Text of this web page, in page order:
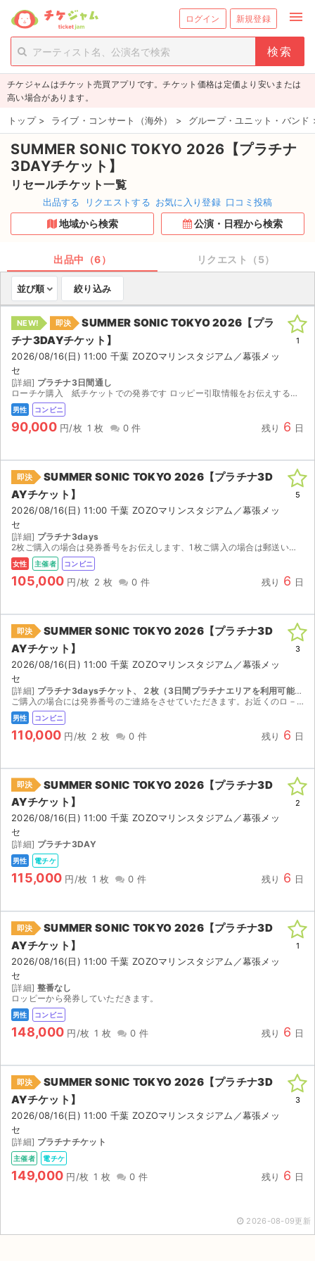
ログイン 新規登録 menu
person_add 新規会員登録
チケットを探す
新着チケット
値下げしたチケット
都道府県からチケットを探す
もうすぐ開催のチケット
取扱チケット
ライブ・コンサート（国内）
ライブ・コンサート（海外）
イベント
スポーツ
演劇・ミュージカル
ご利用ガイド
ご利用ガイド
手数料・お支払い方法
AIに質問する
よくある質問
お知らせ
サイト情報
チケットジャム運営会社
チケットジャム利用規約
プライバシーポリシー
特定商取引法に基づく表記
公演登録依頼
チケットジャムの取り組み
音楽情報
チケジャムはチケット売買アプリです。チケット価格は定価より安いまたは
高い場合があります。
トップ > ライブ・コンサート（海外） > グループ・ユニット・バンド
SUMMER SONIC TOKYO 2026【プラチナ
3DAYチケット】
リセールチケット一覧
出品する リクエストする お気に入り登録 口コミ投稿
地域から検索 公演・日程から検索
出品中（6） リクエスト（5）
並び順 絞り込み
NEW! 即決
SUMMER SONIC TOKYO 2026【プラ
チナ3DAYチケット】
2026/08/16(日) 11:00 千葉 ZOZOマリンスタジアム／幕張メッ
セ
[詳細] プラチナ3日間通し
ローチケ購入 紙チケットでの発券です ロッピー引取情報をお伝えするのでご自身で端末操作して引き換えをお願いします 引取方法 店頭 引取場所 ローソン・ミニストップ チケット引取期限 ...
男性 コンビニ
90,000 円/枚 1 枚 0 件 残り 6 日
1
即決
SUMMER SONIC TOKYO 2026【プラチナ3D
AYチケット】
2026/08/16(日) 11:00 千葉 ZOZOマリンスタジアム／幕張メッ
セ
[詳細] プラチナ3days
2枚ご購入の場合は発券番号をお伝えします、1枚ご購入の場合は郵送いたします。
女性 主催者 コンビニ
105,000 円/枚 2 枚 0 件 残り 6 日
5
即決
SUMMER SONIC TOKYO 2026【プラチナ3D
AYチケット】
2026/08/16(日) 11:00 千葉 ZOZOマリンスタジアム／幕張メッ
セ
[詳細] プラチナ3daysチケット、２枚（3日間プラチナエリアを利用可能です。）
ご購入の場合には発券番号のご連絡をさせていただきます。お近くのロ－ソンのLoppi をご操作の上、レジにてチケットのお受け取りをお願いいたします。 サマソニは雨天決行、基本的には公演中止はあり...
男性 コンビニ
110,000 円/枚 2 枚 0 件 残り 6 日
3
即決
SUMMER SONIC TOKYO 2026【プラチナ3D
AYチケット】
2026/08/16(日) 11:00 千葉 ZOZOマリンスタジアム／幕張メッ
セ
[詳細] プラチナ3DAY
男性 電チケ
115,000 円/枚 1 枚 0 件 残り 6 日
2
即決
SUMMER SONIC TOKYO 2026【プラチナ3D
AYチケット】
2026/08/16(日) 11:00 千葉 ZOZOマリンスタジアム／幕張メッ
セ
[詳細] 整番なし
ロッピーから発券していただきます。
男性 コンビニ
148,000 円/枚 1 枚 0 件 残り 6 日
1
即決
SUMMER SONIC TOKYO 2026【プラチナ3D
AYチケット】
2026/08/16(日) 11:00 千葉 ZOZOマリンスタジアム／幕張メッ
セ
[詳細] プラチナチケット
主催者 電チケ
149,000 円/枚 1 枚 0 件 残り 6 日
3
2026-08-09更新